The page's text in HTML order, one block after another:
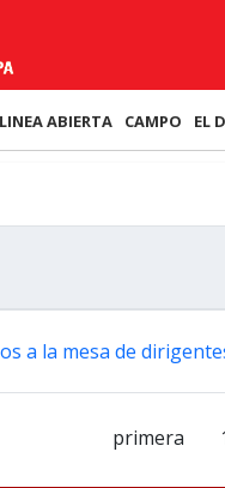
LINEA ABIERTA CAMPO EL
a la mesa de
primera